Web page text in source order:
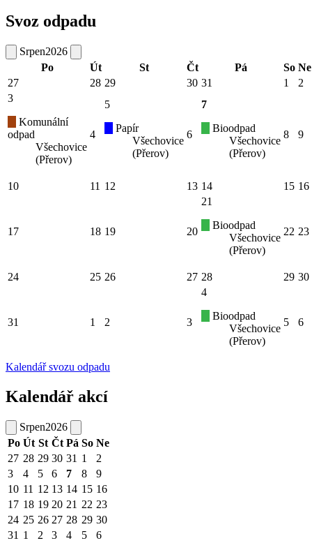
Svoz odpadu
Srpen2026
Po
Út St Čt Pá So Ne
27
28 29 30 31 1
2
3
Komunální
odpad
Všechovice
(Přerov)
4
5
Papír
Všechovice
(Přerov)
6
7
Bioodpad
Všechovice
(Přerov)
8 9
10 11 12 13 14 15 16
17 18 19 20
21
Bioodpad
Všechovice
(Přerov)
22 23
24 25 26 27 28 29 30
31 1 2 3
4
Bioodpad
Všechovice
(Přerov)
5 6
Kalendář svozu odpadu
Kalendář akcí
Srpen2026
Po Út St Čt Pá So Ne
27 28 29 30 31 1
2
3
4 5 6 7 8
9
10 11 12 13 14 15 16
17 18 19 20 21 22 23
24 25 26 27 28 29 30
31 1 2 3 4 5 6